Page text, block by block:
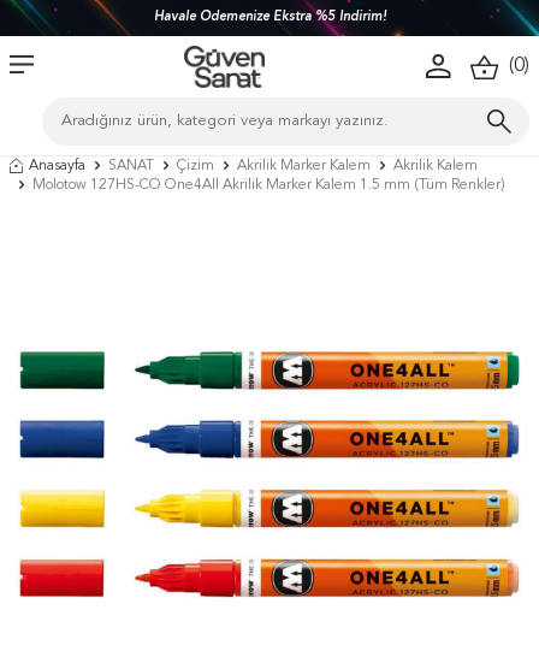
Havale Ödemenize Ekstra %5 İndirim!
(0)
Anasayfa SANAT Çizim Akrilik Marker Kalem
Akrilik Kalem
Molotow 127HS-CO One4All Akrilik Marker Kalem 1.5 mm (Tüm Renkler)